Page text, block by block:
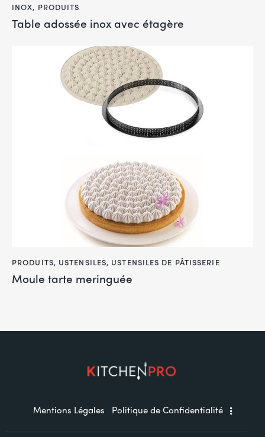
INOX, PRODUITS
Table adossée inox avec étagère
PRODUITS, USTENSILES, USTENSILES DE PÂTISSERIE
Moule tarte meringuée
Mentions Légales Politique de Confidentialité